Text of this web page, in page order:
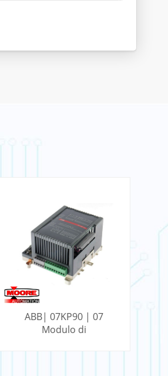
ABB| 07KP90 | 07
Modulo di